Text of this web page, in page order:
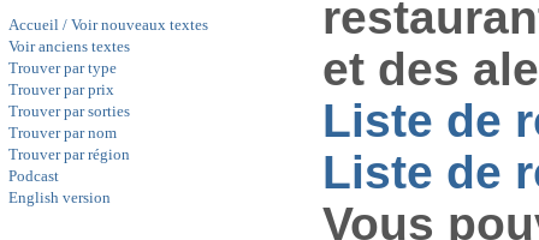
Accueil / Voir nouveaux textes
Voir anciens textes
Trouver par type
Trouver par prix
Trouver par sorties
Trouver par nom
Trouver par région
Podcast
English version
et des
Liste de
Liste de
Vous